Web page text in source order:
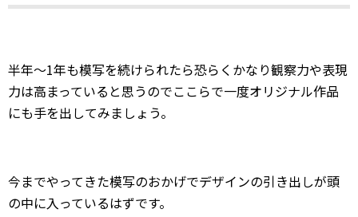
半年～1年も模写を続けられたら恐らくかなり観察力や表現
力は高まっていると思うのでここらで一度オリジナル作品
にも手を出してみましょう。
今までやってきた模写のおかげでデザインの引き出しが頭
の中に入っているはずです。